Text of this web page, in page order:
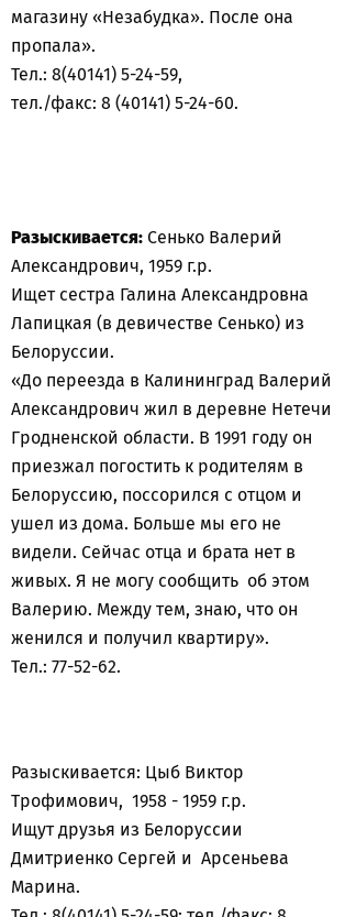
магазину «Незабудка». После она
пропала».
Тел.: 8(40141) 5-24-59,
тел./факс: 8 (40141) 5-24-60.
Разыскивается: Сенько Валерий
Александрович, 1959 г.р.
Ищет сестра Галина Александровна
Лапицкая (в девичестве Сенько) из
Белоруссии.
«До переезда в Калининград Валерий
Александрович жил в деревне Нетечи
Гродненской области. В 1991 году он
приезжал погостить к родителям в
Белоруссию, поссорился с отцом и
ушел из дома. Больше мы его не
видели. Сейчас отца и брата нет в
живых. Я не могу сообщить об этом
Валерию. Между тем, знаю, что он
женился и получил квартиру».
Тел.: 77-52-62.
Разыскивается: Цыб Виктор
Трофимович, 1958 - 1959 г.р.
Ищут друзья из Белоруссии
Дмитриенко Сергей и Арсеньева
Марина.